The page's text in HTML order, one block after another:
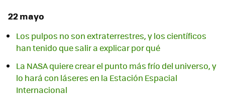
22 mayo
Los pulpos no son extraterrestres, y los científicos
han tenido que salir a explicar por qué
La NASA quiere crear el punto más frío del universo, y
lo hará con láseres en la Estación Espacial
Internacional